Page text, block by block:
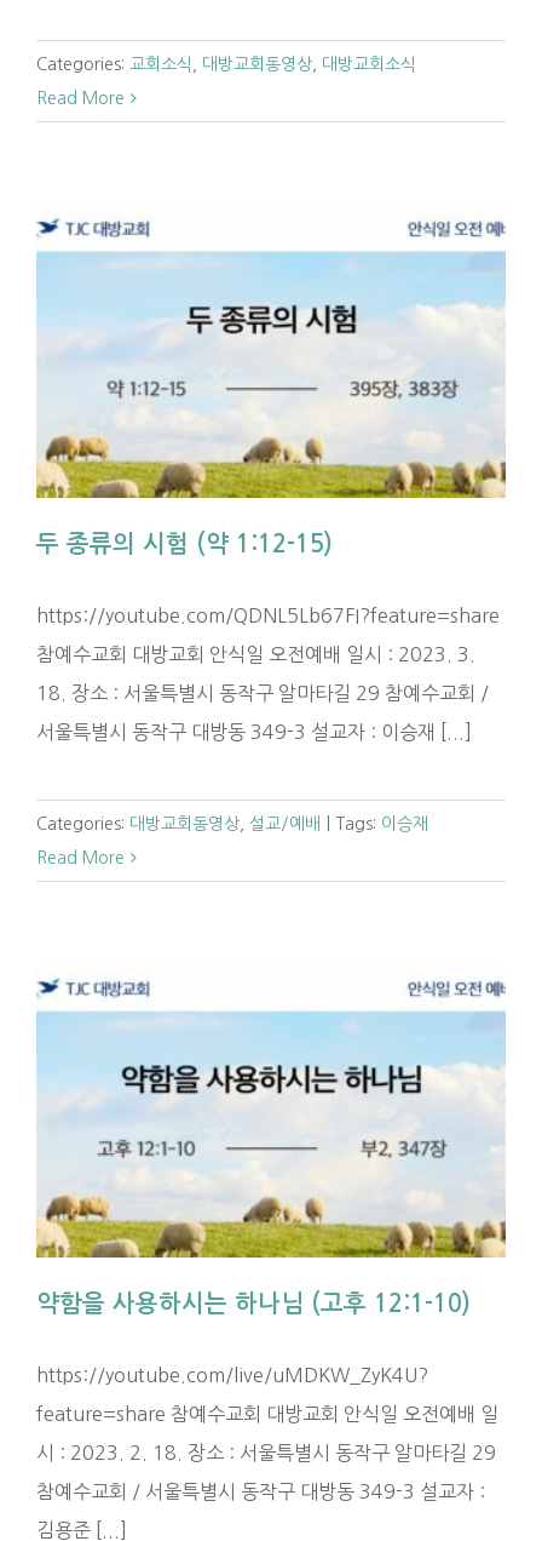
Categories: 교회소식 대방교회동영상
대방교회소식
Read More
두 종류의 시험 (약 1:12-15)
https://youtube.com/QDNL5Lb67FI?feature=share
참예수교회 대방교회 안식일 오전예배 일시 : 2023. 3.
18. 장소 : 서울특별시 동작구 알마타길 29 참예수교회 /
서울특별시 동작구 대방동 349-3 설교자 : 이승재 [...]
Categories: 대방교회동영상 설교/예배 Tags: 이승재
Read More
약함을 사용하시는 하나님 (고후 12:1-10)
https://youtube.com/live/uMDKW_ZyK4U?
feature=share 참예수교회 대방교회 안식일 오전예배 일
시 : 2023. 2. 18. 장소 : 서울특별시 동작구 알마타길 29
참예수교회 / 서울특별시 동작구 대방동 349-3 설교자 :
김용준 [...]